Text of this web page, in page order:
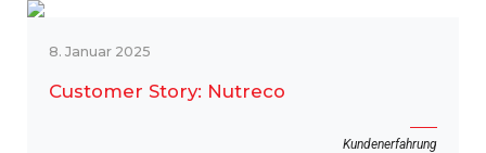
8. Januar 2025
Customer Story: Nutreco
Kundenerfahrung